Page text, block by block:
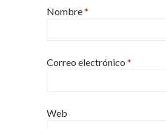
Nombre*
Correo electrónico *
Web